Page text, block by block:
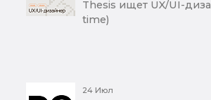
Thesis ищет UX/UI-
time)
24 Июл